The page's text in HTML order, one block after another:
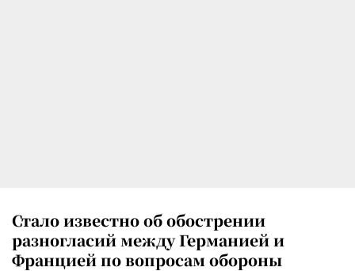
Стало известно об обострении
разногласий между Германией и
Францией по вопросам обороны